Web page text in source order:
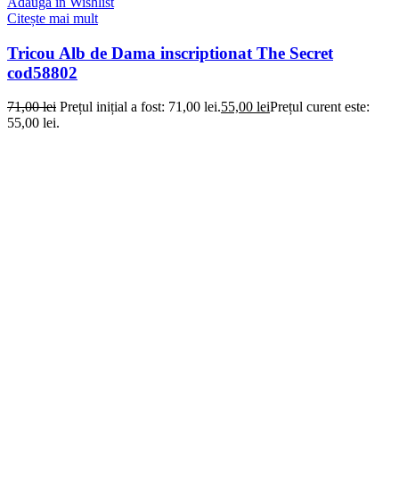
Citește mai mult
Tricou Alb de Dama inscriptionat The Secret
cod58802
71,00lei Prețul inițial a fost: 71,00 lei.55,00 leiPrețul curent este:
55,00 lei.